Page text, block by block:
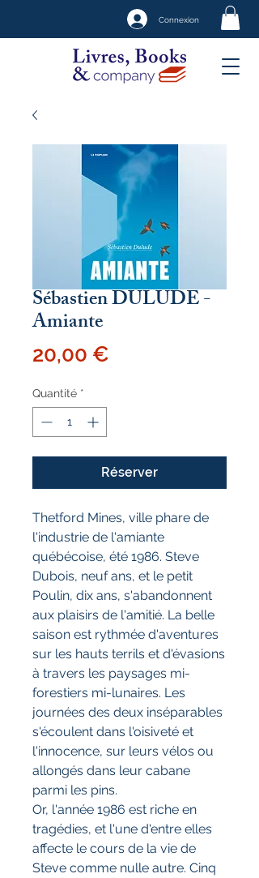
Connexion
Sébastien DULUDE -
Amiante
20,00 €
Quantité *
Réserver
Thetford Mines, ville phare de
l'industrie de l'amiante
québécoise, été 1986. Steve
Dubois, neuf ans, et le petit
Poulin, dix ans, s'abandonnent
aux plaisirs de l'amitié. La belle
saison est rythmée d'aventures
sur les hauts terrils et d'évasions
à travers les paysages mi-
forestiers mi-lunaires. Les
journées des deux inséparables
s'écoulent dans l'oisiveté et
l'innocence, sur leurs vélos ou
allongés dans leur cabane
parmi les pins.
Or, l'année 1986 est riche en
tragédies, et l'une d'entre elles
affecte le cours de la vie de
Steve comme nulle autre. Cinq